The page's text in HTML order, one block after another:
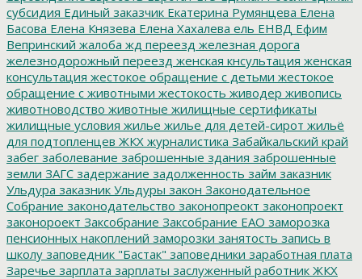
субсидия Единый заказчик Екатерина Румянцева Елена
Басова Елена Князева Елена Хахалева ель ЕНВД Ефим
Вепринский жалоба жд переезд железная дорога
железнодорожный переезд женская кнсультация женская
консультация жестокое обращение с детьми жестокое
обращение с животными жестокость живодер живопись
животноводство животные жилищные сертификаты
жилищные условия жилье жилье для детей-сирот жильё
для подтопленцев ЖКХ журналистика Забайкальский край
забег заболевание заброшенные здания заброшенные
земли ЗАГС задержание задолженность займ заказник
Ульдура заказник Ульдуры закон Законодательное
Собрание законодательство законопреокт законопроект
законороект Заксобрание Заксобрание ЕАО заморозка
пенсионных накоплений заморозки занятость запись в
школу заповедник "Бастак" заповедники заработная плата
Заречье зарплата зарплаты заслуженный работник ЖКХ